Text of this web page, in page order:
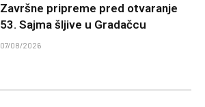
Završne pripreme pred otvaranje
53. Sajma šljive u Gradačcu
07/08/2026